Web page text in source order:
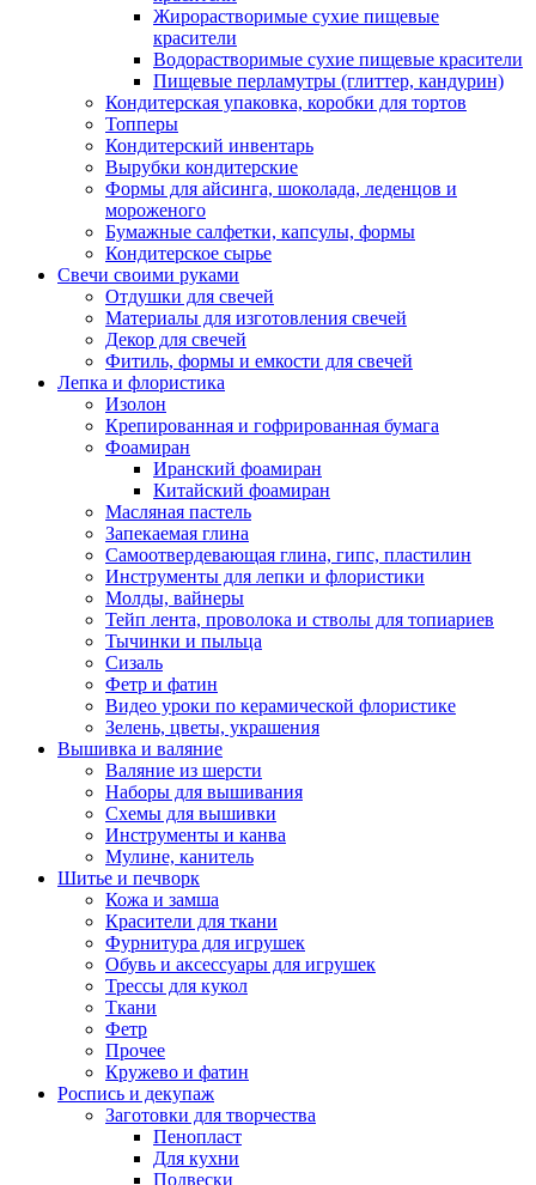
Жирорастворимые сухие пищевые
красители
Водорастворимые сухие пищевые красители
Пищевые перламутры (глиттер, кандурин)
Кондитерская упаковка, коробки для тортов
Топперы
Кондитерский инвентарь
Вырубки кондитерские
Формы для айсинга, шоколада, леденцов и
мороженого
Бумажные салфетки, капсулы, формы
Кондитерское сырье
Свечи своими руками
Отдушки для свечей
Материалы для изготовления свечей
Декор для свечей
Фитиль, формы и емкости для свечей
Лепка и флористика
Изолон
Крепированная и гофрированная бумага
Фоамиран
Иранский фоамиран
Китайский фоамиран
Масляная пастель
Запекаемая глина
Самоотвердевающая глина, гипс, пластилин
Инструменты для лепки и флористики
Молды, вайнеры
Тейп лента, проволока и стволы для топиариев
Тычинки и пыльца
Сизаль
Фетр и фатин
Видео уроки по керамической флористике
Зелень, цветы, украшения
Вышивка и валяние
Валяние из шерсти
Наборы для вышивания
Схемы для вышивки
Инструменты и канва
Мулине, канитель
Шитье и печворк
Кожа и замша
Красители для ткани
Фурнитура для игрушек
Обувь и аксессуары для игрушек
Трессы для кукол
Ткани
Фетр
Прочее
Кружево и фатин
Роспись и декупаж
Заготовки для творчества
Пенопласт
Для кухни
Подвески